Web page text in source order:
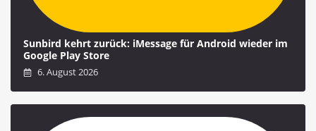
Sunbird kehrt zurück: iMessage für Android wieder im
Google Play Store
6. August 2026